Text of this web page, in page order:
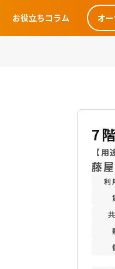
お役立ちコラム オ
7
【
藤屋
利